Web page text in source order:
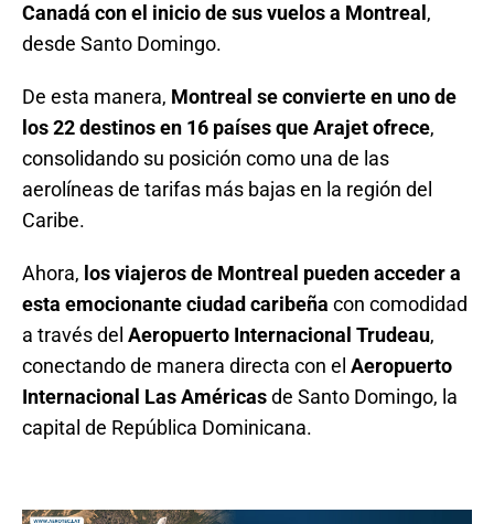
Canadá con el inicio de sus vuelos a Montreal ,
desde Santo Domingo.
De esta manera, Montreal se convierte en uno de
los 22 destinos en 16 países que Arajet ofrece,
consolidando su posición como una de las
aerolíneas de tarifas más bajas en la región del
Caribe.
Ahora, los viajeros de Montreal pueden acceder a
esta emocionante ciudad caribeña con comodidad
a través del Aeropuerto Internacional Trudeau,
conectando de manera directa con el Aeropuerto
Internacional Las Américasde Santo Domingo, la
capital de República Dominicana.